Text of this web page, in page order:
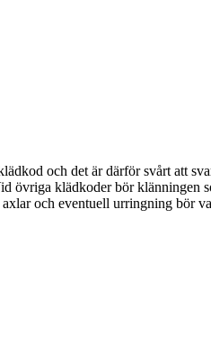
och det är därför svårt att
övriga klädkoder bör klänningen
och eventuell urringning bör